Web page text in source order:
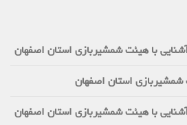
با هیئت شمشیربازی استان اصفهان
شمشیربازی استان اصفهان
با هیئت شمشیربازی استان اصفهان